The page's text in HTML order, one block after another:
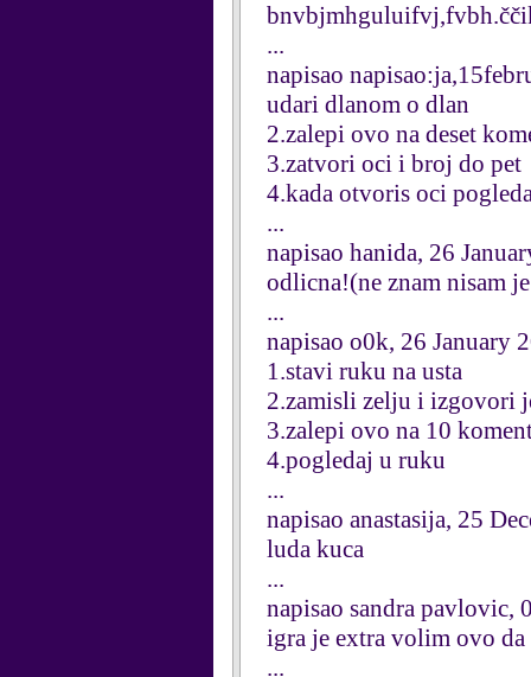
...
napisao
udari dlanom o dlan
2.zalepi ovo na deset
3.zatvori oci i broj do pet
4.kada otvoris oci
...
napisao hanida, 26
odlicna!(ne znam nisam
...
napisao o0k, 26 January
1.stavi ruku na usta
2.zamisli zelju i izgovori
3.zalepi ovo na 10
4.pogledaj u ruku
...
napisao anastasija, 25
luda kuca
...
napisao sandra pavlovic,
igra je extra volim ovo
...